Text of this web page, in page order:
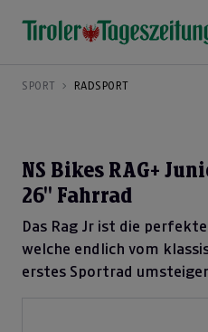
SPORT RADSPORT
NS Bikes RAG+
26'' Fahrrad
Das Rag Jr ist die
welche endlich vom
erstes Sportrad